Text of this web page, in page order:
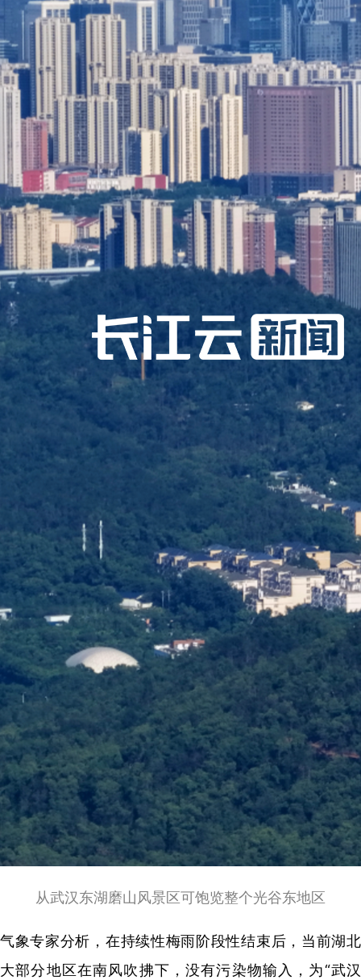
从武汉东湖磨山风景区可饱览整个光谷东地区
气象专家分析，在持续性梅雨阶段性结束后，当前湖北
大部分地区在南风吹拂下，没有污染物输入，为“武汉